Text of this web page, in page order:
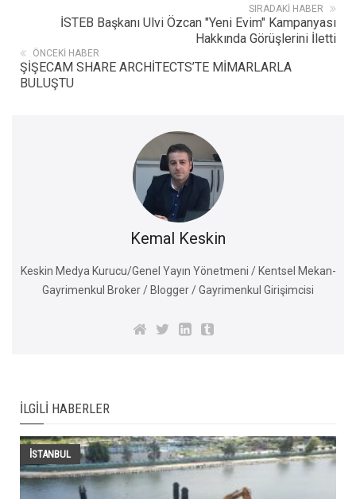
SIRADAKI HABER
İSTEB Başkanı Ulvi Özcan "Yeni Evim" Kampanyası
Hakkında Görüşlerini İletti
ÖNCEKI HABER
ŞİŞECAM SHARE ARCHİTECTS’TE MİMARLARLA
BULUŞTU
Kemal Keskin
Keskin Medya Kurucu/Genel Yayın Yönetmeni / Kentsel Mekan-
Gayrimenkul Broker / Blogger / Gayrimenkul Girişimcisi
İLGILI HABERLER
İSTANBUL